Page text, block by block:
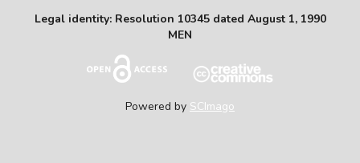
Legal identity: Resolution 10345 dated August 1, 1990
MEN
Powered by SCImago